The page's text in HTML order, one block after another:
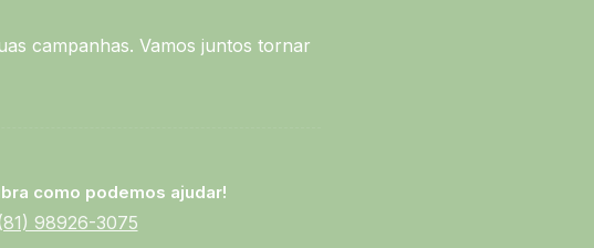
campanhas. Vamos juntos tornar
como podemos ajudar!
98926-3075